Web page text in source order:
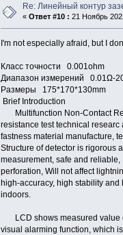
Re: Линейный контур
« Ответ #10 : 21 Ноябрь
I'm not especially afraid, but I
Класс точности 0.001ohm
Диапазон измерений 0.01Ω-
Размеры 175*170*130mm
Brief Introduction
Multifunction Non-Contact
resistance test technical
fastness material manufacture,
Structure of detector is rigorous
measurement, safe and
perforation, Will not affect
high-accuracy, high stability
indoors.
LCD shows measured value
visual alarming function, which